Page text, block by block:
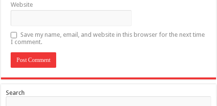
Website
Save my name, email, and website in this browser for the next time
I comment.
Search